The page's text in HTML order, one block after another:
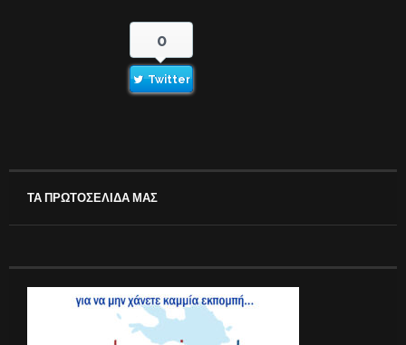
0
Twitter
ΤΑ ΠΡΩΤΟΣΕΛΙΔΑ ΜΑΣ